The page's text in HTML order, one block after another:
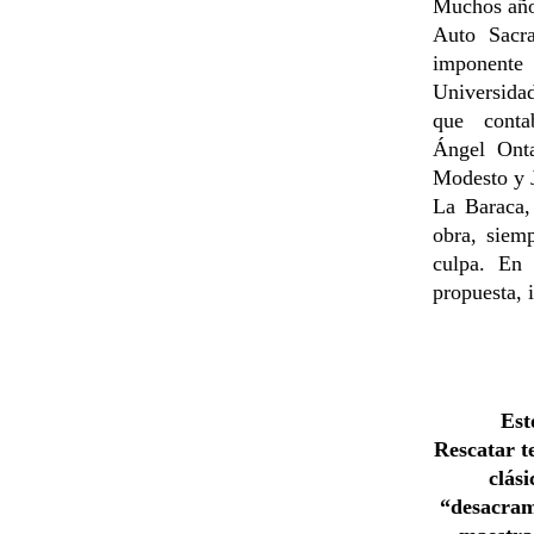
Muchos
Auto
que
Ángel
Modesto y
La
obra,
culpa. En
propuesta,
Rescatar